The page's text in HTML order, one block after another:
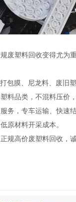
废塑料回收变得尤为
包膜、尼龙料、废旧
料品类，不混料压价
务，专车运输、快速
原材料开采成本。
规高价废塑料回收，